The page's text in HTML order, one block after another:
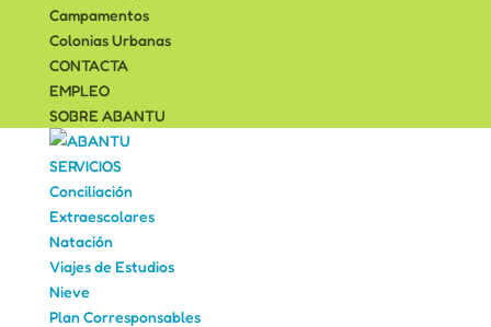
Campamentos
Colonias Urbanas
CONTACTA
EMPLEO
SOBRE ABANTU
SERVICIOS
Conciliación
Extraescolares
Natación
Viajes de Estudios
Nieve
Plan Corresponsables